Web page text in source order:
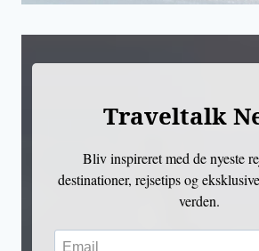
Traveltalk
Bliv inspireret med de nyeste
destinationer, rejsetips og
verden.